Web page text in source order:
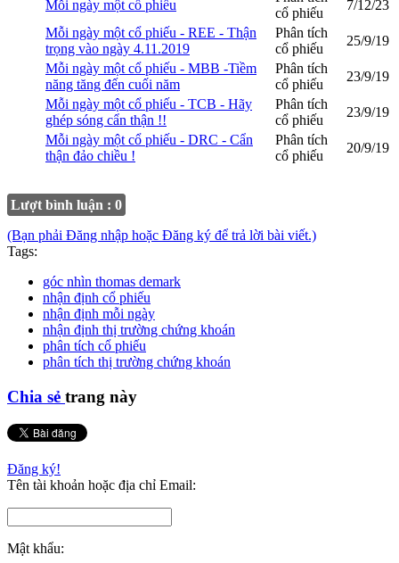
Mỗi ngày một cổ phiếu
cổ phiếu
7/12/23
Mỗi ngày một cổ phiếu - REE - Thận
trọng vào ngày 4.11.2019
Phân tích
cổ phiếu
25/9/19
Mỗi ngày một cổ phiếu - MBB -Tiềm
năng tăng đến cuối năm
Phân tích
cổ phiếu
23/9/19
Mỗi ngày một cổ phiếu - TCB - Hãy
ghép sóng cẩn thận !!
Phân tích
cổ phiếu
23/9/19
Mỗi ngày một cổ phiếu - DRC - Cẩn
thận đảo chiều !
Phân tích
cổ phiếu
20/9/19
Lượt bình luận : 0
(Bạn phải Đăng nhập hoặc Đăng ký để trả lời bài viết.)
Tags:
góc nhìn thomas demark
nhận định cổ phiếu
nhận định mỗi ngày
nhận định thị trường chứng khoán
phân tích cổ phiếu
phân tích thị trường chứng khoán
Chia sẻ trang này
Đăng ký!
Tên tài khoản hoặc địa chỉ Email:
Mật khẩu: